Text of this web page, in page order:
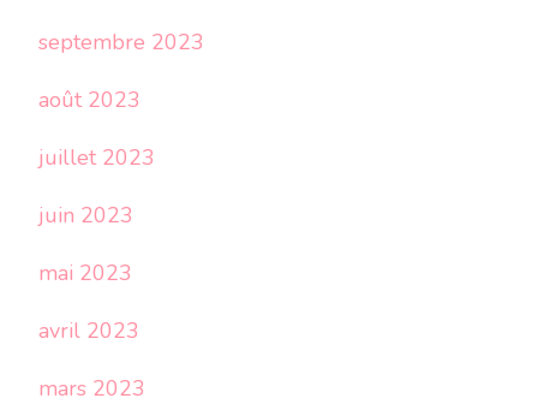
septembre 2023
août 2023
juillet 2023
juin 2023
mai 2023
avril 2023
mars 2023